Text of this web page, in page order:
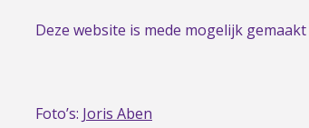
Deze website is mede mogelijk
Foto’s: Joris Aben